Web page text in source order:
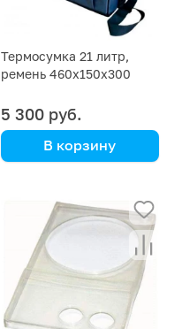
Термосумка 21 литр,
ремень 460х150х300
5 300 руб.
В корзину